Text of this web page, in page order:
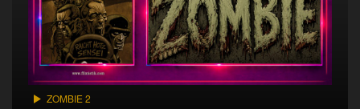
ZOMBIE 2